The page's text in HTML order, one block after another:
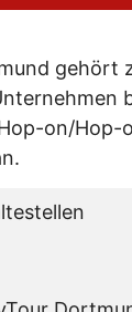
gehört
on/Hop-